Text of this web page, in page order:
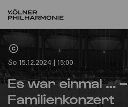
So 15.12.2024 | 15:00
Es war einmal ... –
Familienkonzert